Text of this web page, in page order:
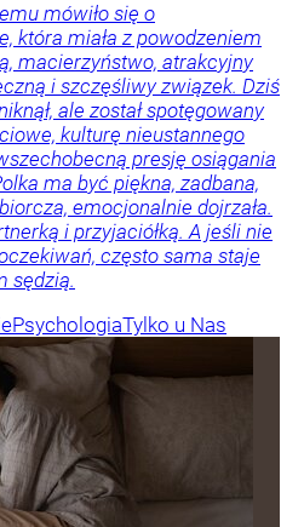
mówiło się o
która miała z powodzeniem
macierzyństwo, atrakcyjny
i szczęśliwy związek. Dziś
ale został spotęgowany
kulturę nieustannego
presję osiągania
ma być piękna, zadbana,
emocjonalnie dojrzała.
i przyjaciółką. A jeśli nie
często sama staje
sędzią.
PsychologiaTylko u Nas